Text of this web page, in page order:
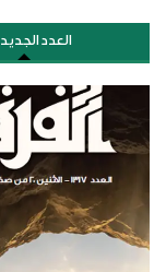
العدد الجديد